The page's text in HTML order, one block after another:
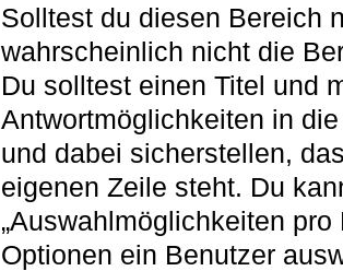
Solltest du diesen Bereich
wahrscheinlich nicht die
Du solltest einen Titel und
Antwortmöglichkeiten in
und dabei sicherstellen,
eigenen Zeile steht. Du
„Auswahlmöglichkeiten
Optionen ein Benutzer